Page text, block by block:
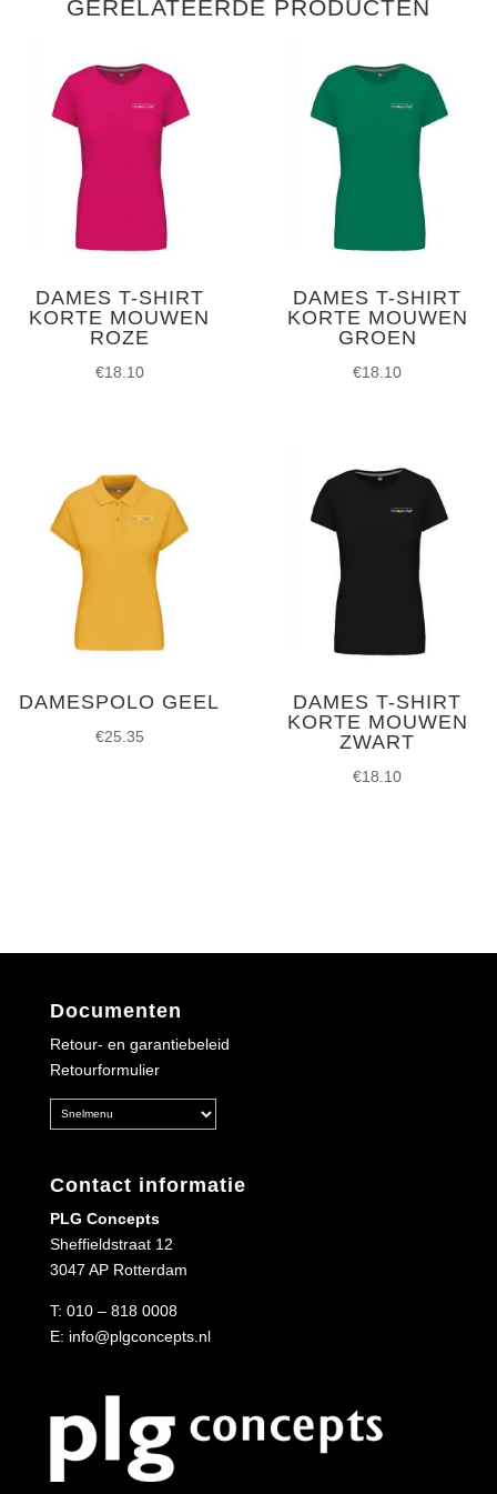
GERELATEERDE PRODUCTEN
DAMES T-SHIRT
KORTE MOUWEN
ROZE
€18.10
DAMES T-SHIRT
KORTE MOUWEN
GROEN
€18.10
DAMESPOLO GEEL
€25.35
DAMES T-SHIRT
KORTE MOUWEN
ZWART
€18.10
Documenten
Retour- en garantiebeleid
Retourformulier
Contact informatie
PLG Concepts
Sheffieldstraat 12
3047 AP Rotterdam
T: 010 – 818 0008
E: info@plgconcepts.nl